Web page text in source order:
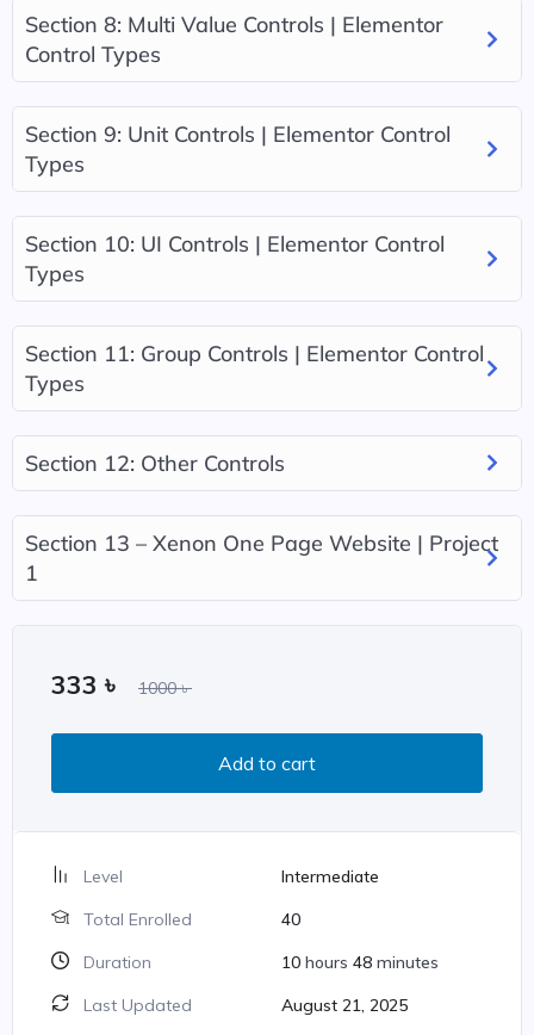
Section 8: Multi Value Controls | Elementor
Control Types
Section 9: Unit Controls | Elementor Control
Types
Section 10: UI Controls | Elementor Control
Types
Section 11: Group Controls | Elementor Control
Types
Section 12: Other Controls
Section 13 – Xenon One Page Website | Project
1
333৳ 1000৳
Add to cart
Level
Intermediate
Total Enrolled
40
Duration
10 hours 48 minutes
Last Updated
August 21, 2025